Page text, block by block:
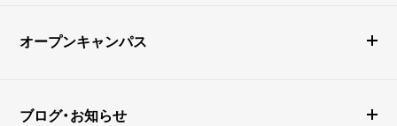
オープンキャンパス
ブログ・お知らせ